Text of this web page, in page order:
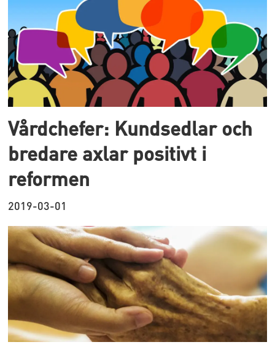
Vårdchefer: Kundsedlar och
bredare axlar positivt i
reformen
2019-03-01